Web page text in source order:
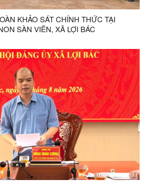
KHẢO SÁT CHÍNH THỨC TẠI
TRƯỜNG MẦM NON SÀN VIÊN, XÃ LỢI BÁC